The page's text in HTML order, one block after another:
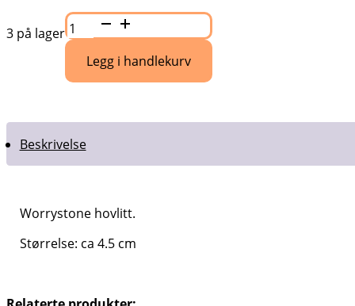
3 på lager
Worrystone
hovlitt
tilbud
antallLegg i handlekurv
Beskrivelse
Worrystone hovlitt.
Størrelse: ca 4.5 cm